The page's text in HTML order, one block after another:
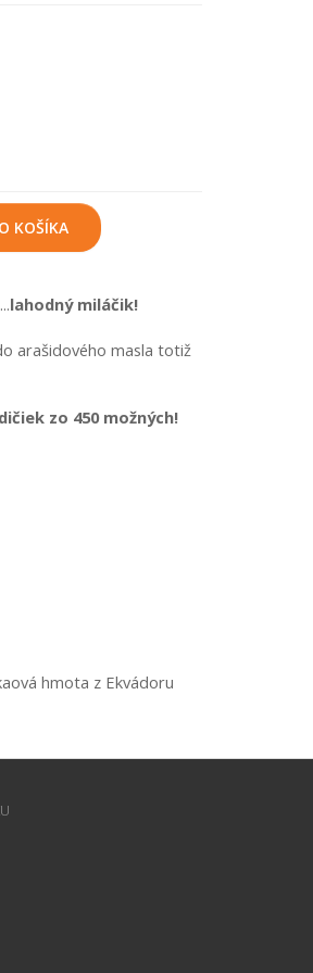
KOŠÍKA
lahodný miláčik!
arašidového masla totiž
zo 450 možných!
hmota z Ekvádoru